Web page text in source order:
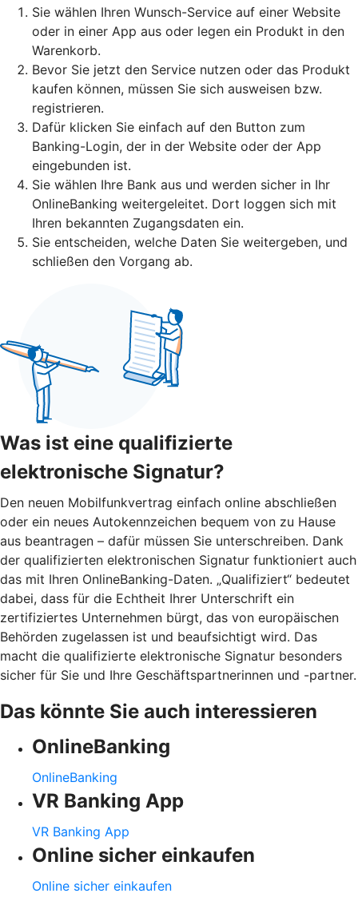
Sie wählen Ihren Wunsch-Service auf einer Website
oder in einer App aus oder legen ein Produkt in den
Warenkorb.
Bevor Sie jetzt den Service nutzen oder das Produkt
kaufen können, müssen Sie sich ausweisen bzw.
registrieren.
Dafür klicken Sie einfach auf den Button zum
Banking-Login, der in der Website oder der App
eingebunden ist.
Sie wählen Ihre Bank aus und werden sicher in Ihr
OnlineBanking weitergeleitet. Dort loggen sich mit
Ihren bekannten Zugangsdaten ein.
Sie entscheiden, welche Daten Sie weitergeben, und
schließen den Vorgang ab.
Was ist eine qualifizierte
elektronische Signatur?
Den neuen Mobilfunkvertrag einfach online abschließen
oder ein neues Autokennzeichen bequem von zu Hause
aus beantragen – dafür müssen Sie unterschreiben. Dank
der qualifizierten elektronischen Signatur funktioniert auch
das mit Ihren OnlineBanking-Daten. „Qualifiziert“ bedeutet
dabei, dass für die Echtheit Ihrer Unterschrift ein
zertifiziertes Unternehmen bürgt, das von europäischen
Behörden zugelassen ist und beaufsichtigt wird. Das
macht die qualifizierte elektronische Signatur besonders
sicher für Sie und Ihre Geschäftspartnerinnen und -partner.
Das könnte Sie auch interessieren
OnlineBanking
OnlineBanking
VR Banking App
VR Banking App
Online sicher einkaufen
Online sicher einkaufen